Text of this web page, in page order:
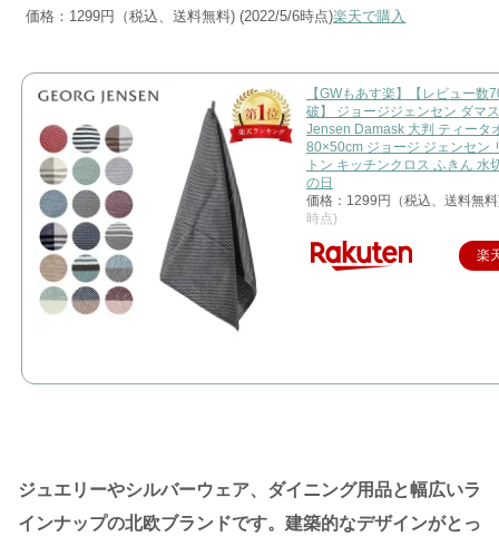
価格：1299円（税込、送料無料) (2022/5/6時点)楽天で購入
【GWもあす楽】【レビュー数
破】 ジョージジェンセン ダマ
Jensen Damask 大判 ティータ
80×50cm ジョージ ジェンセン
トン キッチンクロス ふきん 水
の日
価格：1299円（税込、送料無
時点)
楽
ジュエリーやシルバーウェア、ダイニング用品と幅広いラ
インナップの北欧ブランドです。建築的なデザインがとっ